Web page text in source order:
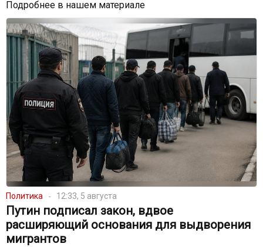
Подробнее в нашем материале
Политика 12:33, 5 августа
Путин подписал закон, вдвое
расширяющий основания для выдворения
мигрантов